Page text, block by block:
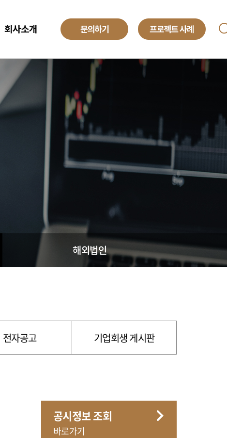
MANAGED SERVICE
ITO
Global Development Center
컨텍센터 BPO
회사소개
기업소개
투자정보
해외법인
채용정보
해외법인
전자공고 기업회생 게시판
공시정보 조회
바로가기